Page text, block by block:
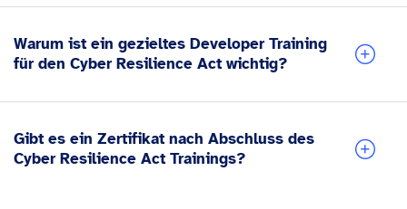
Warum ist ein gezieltes Developer Training
für den Cyber Resilience Act wichtig?
Gibt es ein Zertifikat nach Abschluss des
Cyber Resilience Act Trainings?